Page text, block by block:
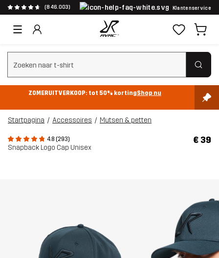
(846.003) Klantenservice
Zoeken wissen
ZOMERUITVERKOOP: tot 50% kortingShop nu
Startpagina Accessoires Mutsen & petten
4.8 (293)
Snapback Logo Cap Unisex
€ 39